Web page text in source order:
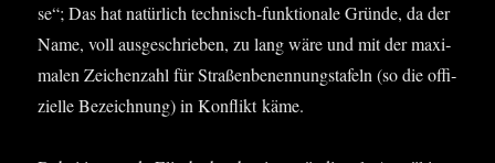
se“; Das hat natür­lich tech­nisch-funk­tio­na­le Grün­de, da der
Name, voll aus­ge­schrie­ben, zu lang wäre und mit der maxi­
ma­len Zei­chen­zahl für Stra­ßen­be­nen­nungs­ta­feln (so die offi­
zi­el­le Bezeich­nung) in Kon­flikt käme.